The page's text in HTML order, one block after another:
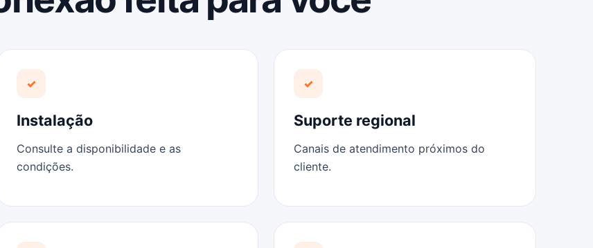
✓
Instalação
Consulte a disponibilidade e as
condições.
✓
Suporte regional
Canais de atendimento próximos do
cliente.